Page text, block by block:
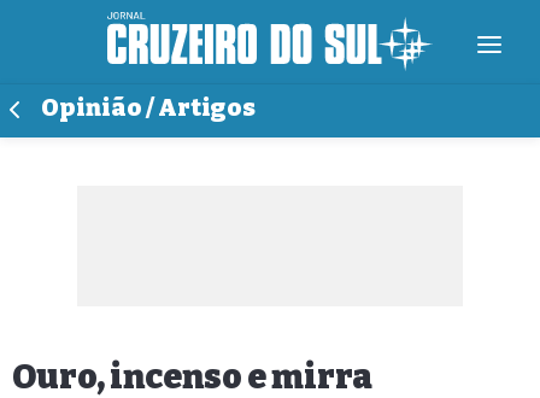
Opinião / Artigos
Ouro, incenso e mirra